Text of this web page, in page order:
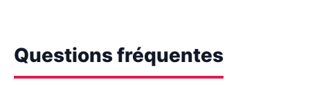
Questions fréquentes